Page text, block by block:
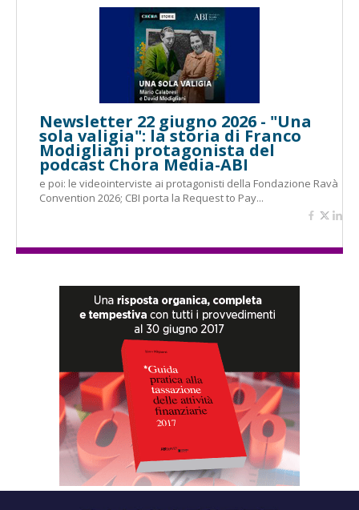
Newsletter 22 giugno 2026 - "Una
sola valigia": la storia di Franco
Modigliani protagonista del
podcast Chora Media-ABI
e poi: le videointerviste ai protagonisti della Fondazione Ravà
Convention 2026; CBI porta la Request to Pay...